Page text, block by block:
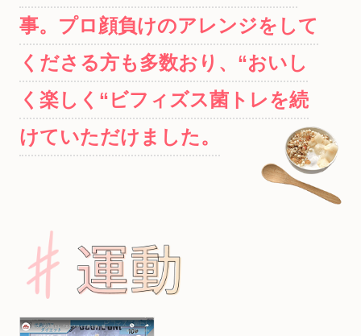
事。プロ顔負けのアレンジをして
くださる方も多数おり、“おいし
く楽しく“ビフィズス菌トレを続
けていただけました。